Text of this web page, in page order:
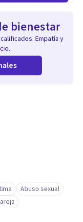
bienestar
Empatía y
Abuso sexual